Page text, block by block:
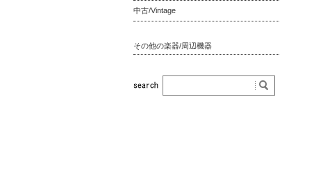
中古/Vintage
その他の楽器/周辺機器